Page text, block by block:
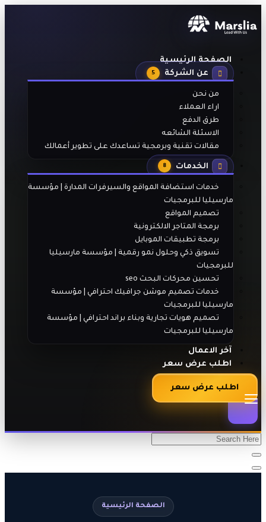
الصفحة الرئيسية
عن الشركة
5
من نحن
اراء العملاء
طرق الدفع
الاسئلة الشائعه
مقالات تقنية وبرمجية تساعدك على تطوير أعمالك
الخدمات 8
خدمات استضافة المواقع والسيرفرات المدارة | مؤسسة
مارسيليا للبرمجيات
تصميم المواقع
برمجة المتاجر الالكترونية
برمجة تطبيقات الموبايل
تسويق ذكي وحلول نمو رقمية | مؤسسة مارسيليا
للبرمجيات
تحسين محركات البحث seo
خدمات تصميم موشن جرافيك احترافي | مؤسسة
مارسيليا للبرمجيات
تصميم هويات تجارية وبناء براند احترافي | مؤسسة
مارسيليا للبرمجيات
آخر الاعمال
اطلب عرض سعر
اطلب عرض سعر
الصفحة الرئيسية